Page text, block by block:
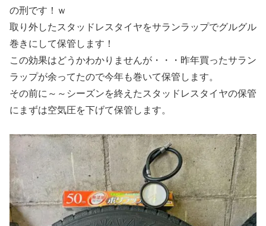
の刑です！ｗ
取り外したスタッドレスタイヤをサランラップでグルグル
巻きにして保管します！
この効果はどうかわかりませんが・・・昨年買ったサラン
ラップが余ってたので今年も巻いて保管します。
その前に～～シーズンを終えたスタッドレスタイヤの保管
にまずは空気圧を下げて保管します。